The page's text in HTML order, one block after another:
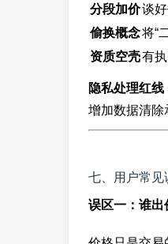
分段加价谈
偷换概念将“
资质空壳有
隐私处理红线
增加数据清除
七、用户常见
误区一：谁出